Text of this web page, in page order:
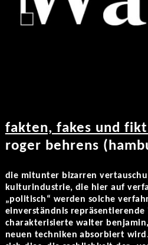
fakten, fakes und
roger behrens
die mitunter bizarren
kulturindustrie, die hier auf
„politisch“ werden solche
einverständnis
charakterisierte walter
neuen techniken absorbiert